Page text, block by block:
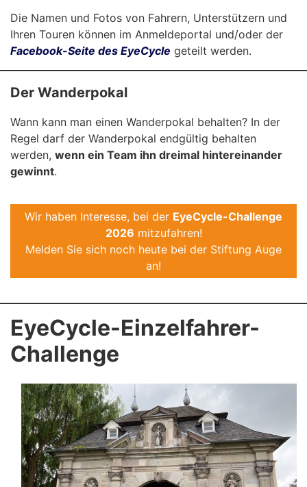
Die Namen und Fotos von Fahrern, Unterstützern und
Ihren Touren können im Anmeldeportal und/oder der
Facebook-Seite des EyeCycle geteilt werden.
Der Wanderpokal
Wann kann man einen Wanderpokal behalten? In der
Regel darf der Wanderpokal endgültig behalten
werden, wenn ein Team ihn dreimal hintereinander
gewinnt.
Wir haben Interesse, bei der EyeCycle-Challenge
2026 mitzufahren!
Melden Sie sich noch heute bei der Stiftung Auge
an!
EyeCycle-Einzelfahrer-
Challenge